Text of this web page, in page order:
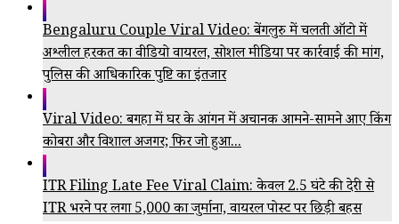
Bengaluru Couple Viral Video: बेंगलुरु में चलती ऑटो में
अश्लील हरकत का वीडियो वायरल, सोशल मीडिया पर कार्रवाई की मांग,
पुलिस की आधिकारिक पुष्टि का इंतजार
Viral Video: बगहा में घर के आंगन में अचानक आमने-सामने आए किंग
कोबरा और विशाल अजगर; फिर जो हुआ...
ITR Filing Late Fee Viral Claim: केवल 2.5 घंटे की देरी से
ITR भरने पर लगा ₹5,000 का जुर्माना, वायरल पोस्ट पर छिड़ी बहस